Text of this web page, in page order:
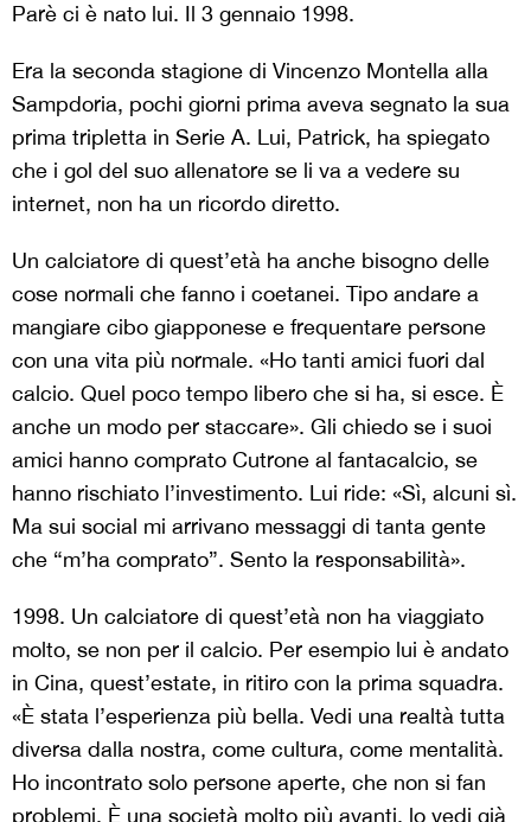
Parè ci è nato lui. Il 3 gennaio 1998.
Era la seconda stagione di Vincenzo Montella alla
Sampdoria, pochi giorni prima aveva segnato la sua
prima tripletta in Serie A. Lui, Patrick, ha spiegato
che i gol del suo allenatore se li va a vedere su
internet, non ha un ricordo diretto.
Un calciatore di quest’età ha anche bisogno delle
cose normali che fanno i coetanei. Tipo andare a
mangiare cibo giapponese e frequentare persone
con una vita più normale. «Ho tanti amici fuori dal
calcio. Quel poco tempo libero che si ha, si esce. È
anche un modo per staccare». Gli chiedo se i suoi
amici hanno comprato Cutrone al fantacalcio, se
hanno rischiato l’investimento. Lui ride: «Sì, alcuni sì.
Ma sui social mi arrivano messaggi di tanta gente
che “m’ha comprato”. Sento la responsabilità».
1998. Un calciatore di quest’età non ha viaggiato
molto, se non per il calcio. Per esempio lui è andato
in Cina, quest’estate, in ritiro con la prima squadra.
«È stata l’esperienza più bella. Vedi una realtà tutta
diversa dalla nostra, come cultura, come mentalità.
Ho incontrato solo persone aperte, che non si fan
problemi. È una società molto più avanti, lo vedi già